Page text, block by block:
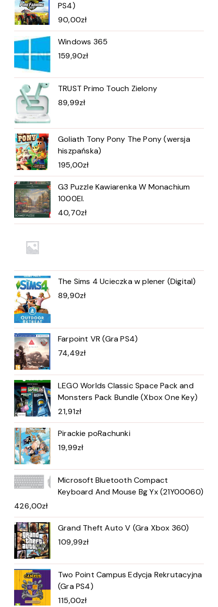
PS4)
90,00zł
Windows 365
159,90zł
TRUST Primo Touch Zielony
89,99zł
Goliath Tony Pony The Pony (wersja
hiszpańska)
195,00zł
G3 Puzzle Kawiarenka W Monachium
1000El.
40,70zł
The Sims 4 Ucieczka w plener (Digital)
89,90zł
Farpoint VR (Gra PS4)
74,49zł
LEGO Worlds Classic Space Pack and
Monsters Pack Bundle (Xbox One Key)
21,91zł
Pirackie poRachunki
19,99zł
Microsoft Bluetooth Compact
Keyboard And Mouse Bg Yx (21Y00060)
426,00zł
Grand Theft Auto V (Gra Xbox 360)
109,99zł
Two Point Campus Edycja Rekrutacyjna
(Gra PS4)
115,00zł